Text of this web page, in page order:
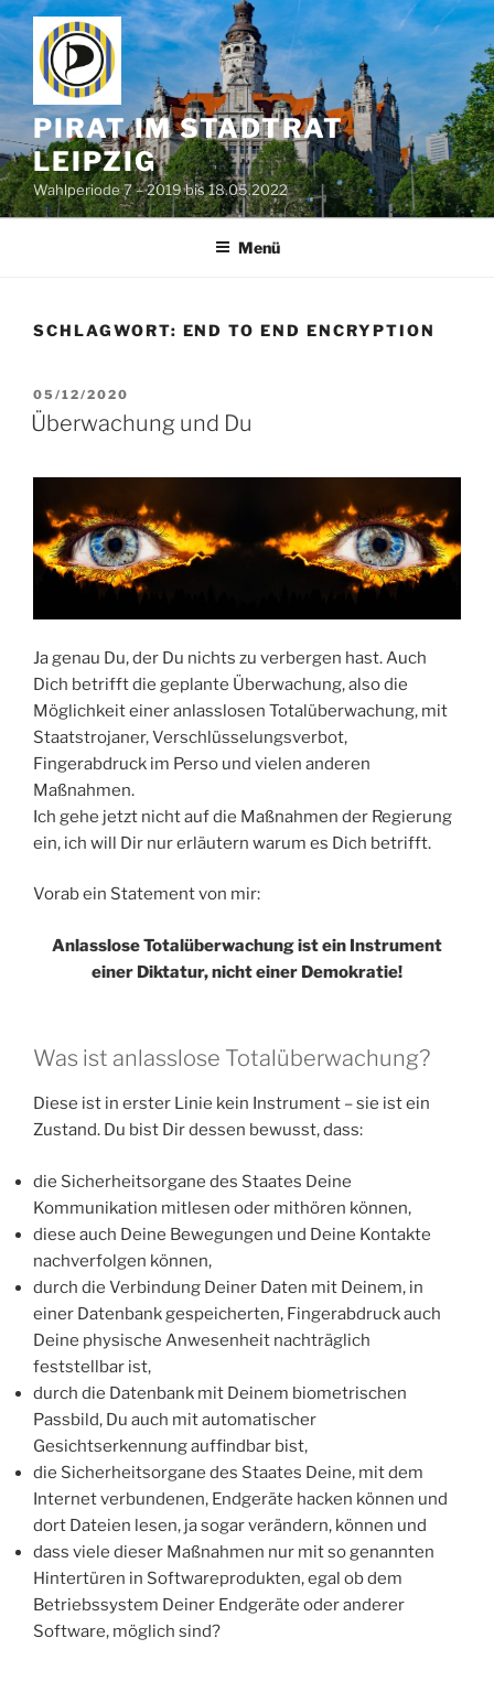
Zum
Inhalt
springen
PIRAT IM STADTRAT
LEIPZIG
Wahlperiode 7 – 2019 bis 18.05.2022
Menü
SCHLAGWORT: END TO END ENCRYPTION
VERÖFFENTLICHT
AM
05/12/2020
Überwachung und Du
Ja genau Du, der Du nichts zu verbergen hast. Auch
Dich betrifft die geplante Überwachung, also die
Möglichkeit einer anlasslosen Totalüberwachung, mit
Staatstrojaner, Verschlüsselungsverbot,
Fingerabdruck im Perso und vielen anderen
Maßnahmen.
Ich gehe jetzt nicht auf die Maßnahmen der Regierung
ein, ich will Dir nur erläutern warum es Dich betrifft.
Vorab ein Statement von mir:
Anlasslose Totalüberwachung ist ein Instrument
einer Diktatur, nicht einer Demokratie!
Was ist anlasslose Totalüberwachung?
Diese ist in erster Linie kein Instrument – sie ist ein
Zustand. Du bist Dir dessen bewusst, dass:
die Sicherheitsorgane des Staates Deine
Kommunikation mitlesen oder mithören können,
diese auch Deine Bewegungen und Deine Kontakte
nachverfolgen können,
durch die Verbindung Deiner Daten mit Deinem, in
einer Datenbank gespeicherten, Fingerabdruck auch
Deine physische Anwesenheit nachträglich
feststellbar ist,
durch die Datenbank mit Deinem biometrischen
Passbild, Du auch mit automatischer
Gesichtserkennung auffindbar bist,
die Sicherheitsorgane des Staates Deine, mit dem
Internet verbundenen, Endgeräte hacken können und
dort Dateien lesen, ja sogar verändern, können und
dass viele dieser Maßnahmen nur mit so genannten
Hintertüren in Softwareprodukten, egal ob dem
Betriebssystem Deiner Endgeräte oder anderer
Software, möglich sind?